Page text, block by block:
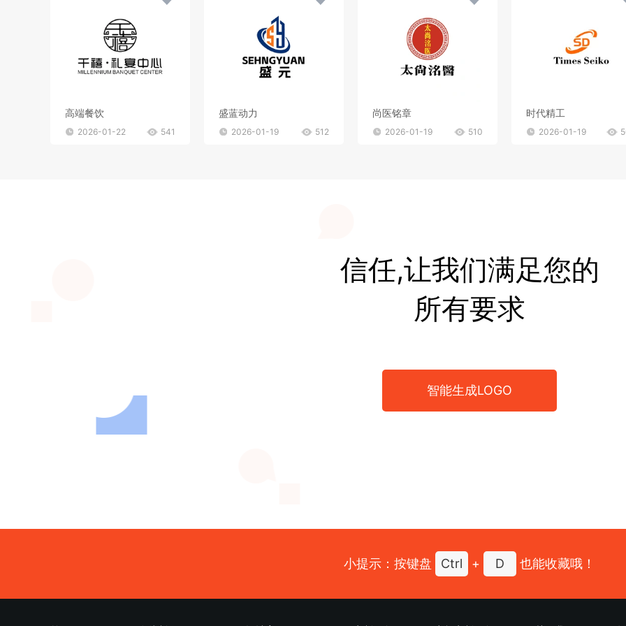
高端餐饮
2026-01-22 541
盛蓝动力
2026-01-19 512
尚医铭章
2026-01-19 510
时代精工
2026-01-19
信任,让我们满足您的
所有要求
智能生成LOGO
小提示：按键盘 Ctrl + D 也能收藏哦！